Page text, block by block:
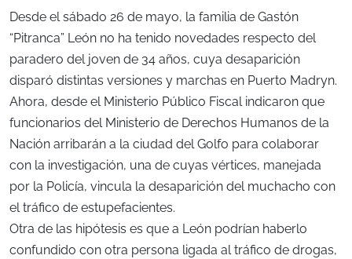
Desde el sábado 26 de mayo, la familia de Gastón
“Pitranca” León no ha tenido novedades respecto del
paradero del joven de 34 años, cuya desaparición
disparó distintas versiones y marchas en Puerto Madryn.
Ahora, desde el Ministerio Público Fiscal indicaron que
funcionarios del Ministerio de Derechos Humanos de la
Nación arribarán a la ciudad del Golfo para colaborar
con la investigación, una de cuyas vértices, manejada
por la Policía, vincula la desaparición del muchacho con
el tráfico de estupefacientes.
Otra de las hipótesis es que a León podrían haberlo
confundido con otra persona ligada al tráfico de drogas,